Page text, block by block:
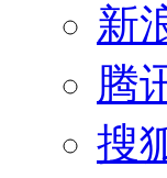
新
腾
搜